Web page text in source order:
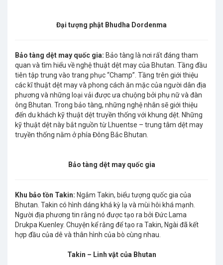
Đại tượng phật Bhudha Dordenma
Bảo tàng dệt may quốc gia: Bảo tàng là nơi rất đáng tham
quan và tìm hiểu về nghệ thuật dệt may của Bhutan. Tầng đầu
tiên tập trung vào trang phục “Champ”. Tầng trên giới thiệu
các kĩ thuật dệt may và phong cách ăn mặc của người dân địa
phương và những loại vải được ưa chuộng bởi phụ nữ và đàn
ông Bhutan. Trong bảo tàng, những nghệ nhân sẽ giới thiệu
đến du khách kỹ thuật dệt truyền thống với khung dệt. Những
kỹ thuật dệt này bắt nguồn từ Lhuentse – trung tâm dệt may
truyền thống nằm ở phía Đông Bắc Bhutan.
Bảo tàng dệt may quốc gia
Khu bảo tồn Takin: Ngắm Takin, biểu tượng quốc gia của
Bhutan. Takin có hình dáng khá kỳ lạ và mùi hôi khá mạnh.
Người địa phương tin rằng nó được tạo ra bởi Đức Lama
Drukpa Kuenley. Chuyện kể rằng để tạo ra Takin, Ngài đã kết
hợp đầu của dê và thân hình của bò cùng nhau.
Takin – Linh vật của Bhutan